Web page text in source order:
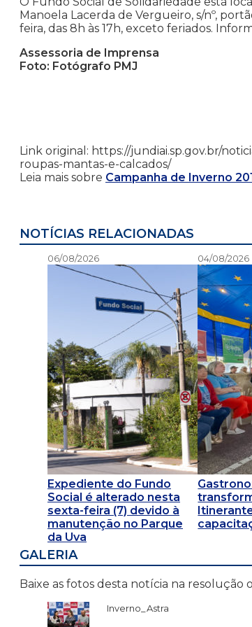
Manoela Lacerda de Vergueiro, s/nº,
feira, das 8h às 17h, exceto feriados.
Assessoria de Imprensa
Foto: Fotógrafo PMJ
Link original: https://jundiai.sp.gov.br/
roupas-mantas-e-calcados/
Leia mais sobre Campanha de Inverno
NOTÍCIAS RELACIONADAS
06/08/2026
Expediente do Fundo
Social é alterado nesta
sexta-feira (7) devido à
manutenção no Parque
da Uva
04/08/2026
GALERIA
Baixe as fotos desta notícia na resolução
Inverno_Astra